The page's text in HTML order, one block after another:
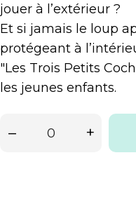
jouer à l’extérieur ?
Et si jamais le loup
protégeant à
"Les Trois Petits
les jeunes enfants.
– +